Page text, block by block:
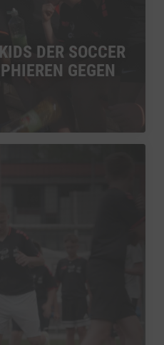
DER SOCCER
GEGEN